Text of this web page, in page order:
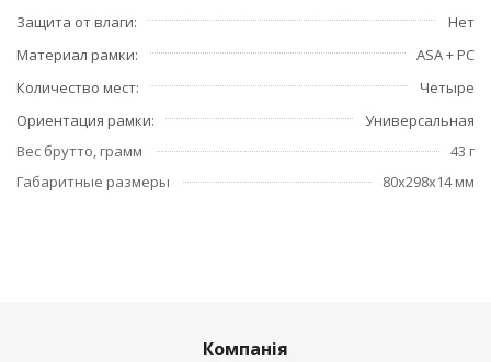
Защита от влаги
Нет
Материал рамки
ASA + PC
Количество мест
Четыре
Ориентация рамки
Универсальная
Вес брутто, грамм
43 г
Габаритные размеры
80x298x14 мм
Компанія